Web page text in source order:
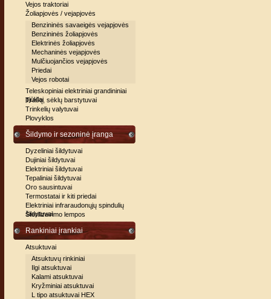
Vejos traktoriai
Žoliapjovės / vejapjovės
Benzininės savaeigės vejapjovės
Benzininės žoliapjovės
Elektrinės žoliapjovės
Mechaninės vejapjovės
Mulčiuojančios vejapjovės
Priedai
Vejos robotai
Teleskopiniai elektriniai grandininiai
pjūklai
Trašų, sėklų barstytuvai
Trinkelių valytuvai
Plovyklos
Šildymo ir sezoninė įranga
Dyzeliniai šildytuvai
Dujiniai šildytuvai
Elektriniai šildytuvai
Tepaliniai šildytuvai
Oro sausintuvai
Termostatai ir kiti priedai
Elektriniai infraraudonųjų spindulių
šildytuvai
Sterilizavimo lempos
Rankiniai įrankiai
Atsuktuvai
Atsuktuvų rinkiniai
Ilgi atsuktuvai
Kalami atsuktuvai
Kryžminiai atsuktuvai
L tipo atsuktuvai HEX